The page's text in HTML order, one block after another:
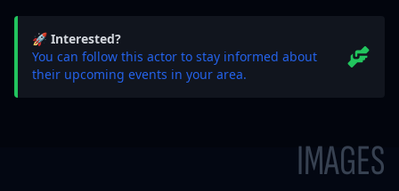
🚀 Interested?
You can follow this actor to stay informed about
their upcoming events in your area.
IMAGES